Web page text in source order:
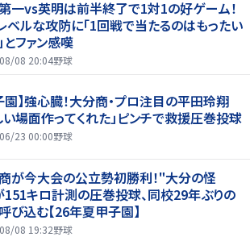
一vs英明は前半終了で1対1の好ゲーム！
ベルな攻防に「1回戦で当たるのはもったい
とファン感嘆
08 20:04野球
園】強心臓！大分商・プロ注目の平田玲翔
い場面作ってくれた」ピンチで救援圧巻投球
23 00:00野球
が今大会の公立勢初勝利！"大分の怪
キロ計測の圧巻投球、同校29年ぶりの
び込む【26年夏甲子園】
08 19:32野球